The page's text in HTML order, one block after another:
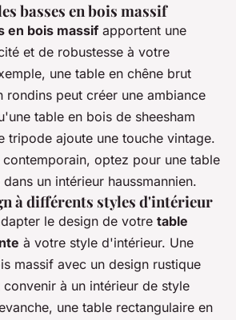
basses en bois massif
en bois massif apportent une
et de robustesse à votre
une table en chêne brut
rondins peut créer une ambiance
table en bois de sheesham
tripode ajoute une touche vintage.
optez pour une table
un intérieur haussmannien.
à différents styles d'intérieur
le design de votre table
à votre style d'intérieur. Une
massif avec un design rustique
à un intérieur de style
une table rectangulaire en